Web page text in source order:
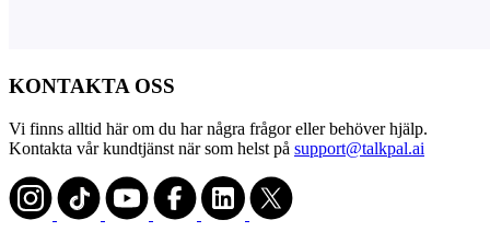
KONTAKTA OSS
Vi finns alltid här om du har några frågor eller behöver hjälp.
Kontakta vår kundtjänst när som helst på support@talkpal.ai